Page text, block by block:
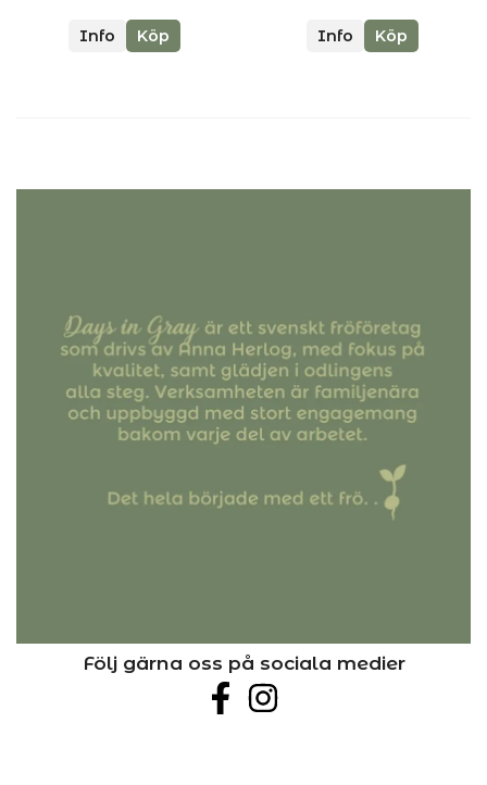
Info Köp Info Köp
Följ gärna oss på sociala medier